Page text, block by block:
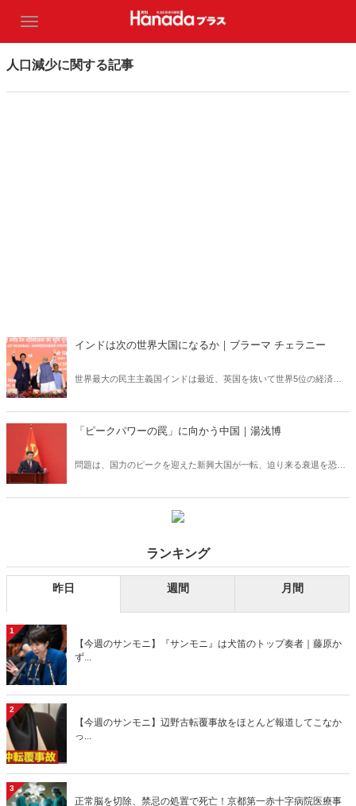
人口減少に関する記事
インドは次の世界大国になるか｜ブラーマ チェラニー
世界最大の民主主義国インドは最近、英国を抜いて世界5位の経済大
「ピークパワーの罠」に向かう中国｜湯浅博
問題は、国力のピークを迎えた新興大国が一転、迫り来る衰退を恐れ
ランキング
昨日 週間 月間
1
【今週のサンモニ】『サンモニ』は犬笛のトップ奏者｜藤原か
ず...
2
【今週のサンモニ】辺野古転覆事故をほとんど報道してこなか
っ...
3
正常脳を切除、禁忌の処置で死亡！京都第一赤十字病院医療事